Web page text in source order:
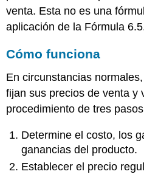
venta. Esta no es una
aplicación de la Fórmula
Cómo funciona
En circunstancias
fijan sus precios de venta y
procedimiento de tres
Determine el costo, los
ganancias del producto.
Establecer el precio